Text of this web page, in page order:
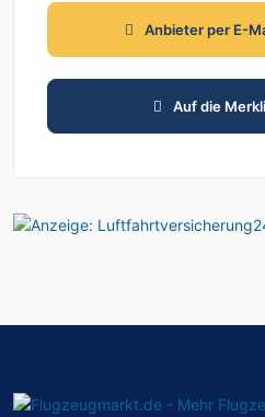
Anbieter per E-
Auf die